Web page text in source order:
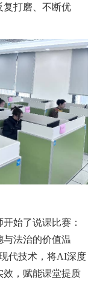
复打磨、不断优
始了说课比赛：
与法治的价值温
代技术，将AI深度
效，赋能课堂提质